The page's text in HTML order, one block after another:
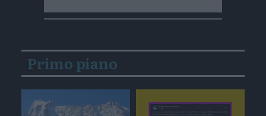
Primo piano